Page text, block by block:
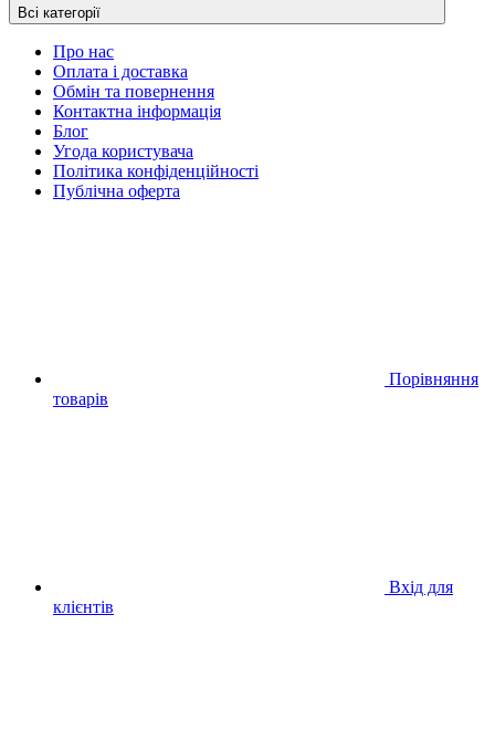
Всі категорії
Про нас
Оплата і доставка
Обмін та повернення
Контактна інформація
Блог
Угода користувача
Політика конфіденційності
Публічна оферта
Порівняння
товарів
Вхід для
клієнтів